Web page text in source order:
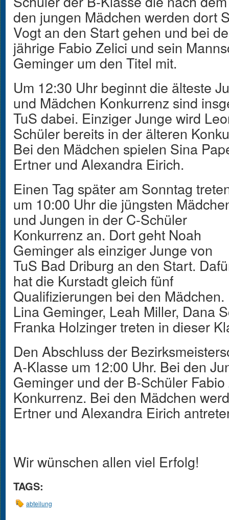
den jungen Mädchen werden dort
Vogt an den Start gehen und bei
jährige Fabio Zelici und sein
Geminger um den Titel mit.
Um 12:30 Uhr beginnt die älteste
und Mädchen Konkurrenz sind
TuS dabei. Einziger Junge wird
Schüler bereits in der älteren
Bei den Mädchen spielen Sina
Ertner und Alexandra Eirich.
Einen Tag später am Sonntag
um 10:00 Uhr die jüngsten
und Jungen in der C-Schüler
Konkurrenz an. Dort geht Noah
Geminger als einziger Junge von
TuS Bad Driburg an den Start.
hat die Kurstadt gleich fünf
Qualifizierungen bei den Mädchen.
Lina Geminger, Leah Miller, Dana
Franka Holzinger treten in dieser
Den Abschluss der
A-Klasse um 12:00 Uhr. Bei den
Geminger und der B-Schüler
Konkurrenz. Bei den Mädchen
Ertner und Alexandra Eirich
Wir wünschen allen viel Erfolg!
TAGS:
abteilung